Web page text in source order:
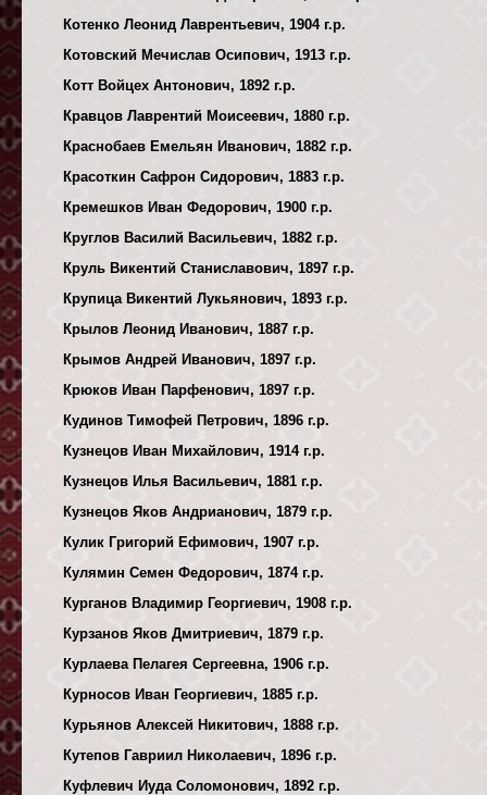
Котенко Леонид Лаврентьевич, 1904 г.р.
Котовский Мечислав Осипович, 1913 г.р.
Котт Войцех Антонович, 1892 г.р.
Кравцов Лаврентий Моисеевич, 1880 г.р.
Краснобаев Емельян Иванович, 1882 г.р.
Красоткин Сафрон Сидорович, 1883 г.р.
Кремешков Иван Федорович, 1900 г.р.
Круглов Василий Васильевич, 1882 г.р.
Круль Викентий Станиславович, 1897 г.р.
Крупица Викентий Лукьянович, 1893 г.р.
Крылов Леонид Иванович, 1887 г.р.
Крымов Андрей Иванович, 1897 г.р.
Крюков Иван Парфенович, 1897 г.р.
Кудинов Тимофей Петрович, 1896 г.р.
Кузнецов Иван Михайлович, 1914 г.р.
Кузнецов Илья Васильевич, 1881 г.р.
Кузнецов Яков Андрианович, 1879 г.р.
Кулик Григорий Ефимович, 1907 г.р.
Кулямин Семен Федорович, 1874 г.р.
Курганов Владимир Георгиевич, 1908 г.р.
Курзанов Яков Дмитриевич, 1879 г.р.
Курлаева Пелагея Сергеевна, 1906 г.р.
Курносов Иван Георгиевич, 1885 г.р.
Курьянов Алексей Никитович, 1888 г.р.
Кутепов Гавриил Николаевич, 1896 г.р.
Куфлевич Иуда Соломонович, 1892 г.р.